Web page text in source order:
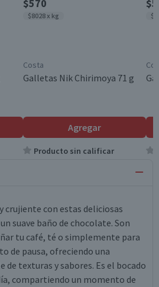
$570
$8028 x kg
Costa
Galletas Nik Chirimoya 71 g
Agregar
Producto sin calificar
crujiente con estas deliciosas
suave baño de chocolate. Son
tu café, té o simplemente para
de pausa, ofreciendo una
texturas y sabores. Es el bocado
compartiendo un momento de